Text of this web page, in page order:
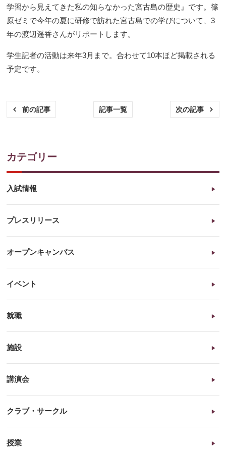
学習から見えてきた私の知らなかった宮古島の歴史』です。篠
原ゼミで今年の夏に研修で訪れた宮古島での学びについて、3
年の渡辺遥香さんがリポートします。
学生記者の活動は来年3月まで。合わせて10本ほど掲載される
予定です。
前の記事 記事一覧 次の記事
カテゴリー
入試情報
プレスリリース
オープンキャンパス
イベント
就職
施設
講演会
クラブ・サークル
授業